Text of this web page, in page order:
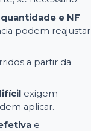
e NF
podem reajustar
a partir da
exigem
aplicar.
e